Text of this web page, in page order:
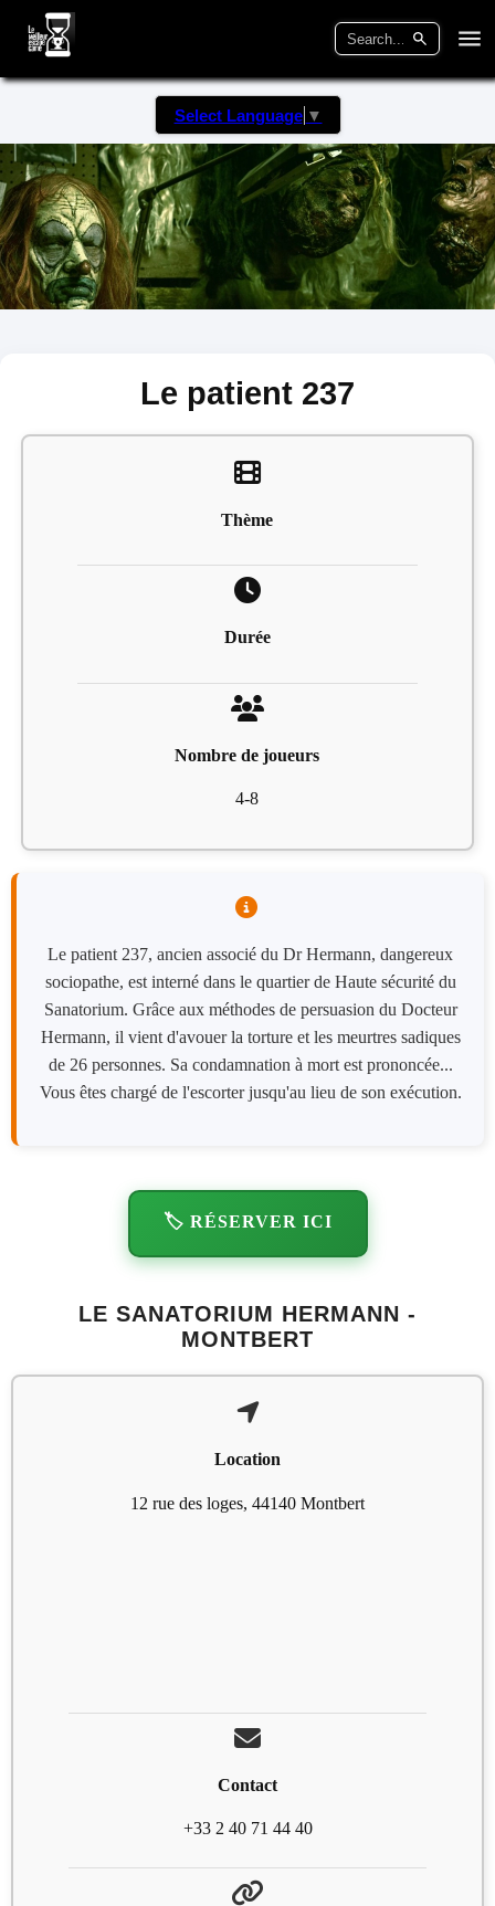
Select Language ▼
Le patient 237
Thème
Durée
Nombre de joueurs
4-8
Le patient 237, ancien associé du Dr Hermann, dangereux
sociopathe, est interné dans le quartier de Haute sécurité du
Sanatorium. Grâce aux méthodes de persuasion du Docteur
Hermann, il vient d'avouer la torture et les meurtres sadiques
de 26 personnes. Sa condamnation à mort est prononcée...
Vous êtes chargé de l'escorter jusqu'au lieu de son exécution.
🏷️ RÉSERVER ICI
LE SANATORIUM HERMANN -
MONTBERT
Location
12 rue des loges, 44140 Montbert
Contact
+33 2 40 71 44 40